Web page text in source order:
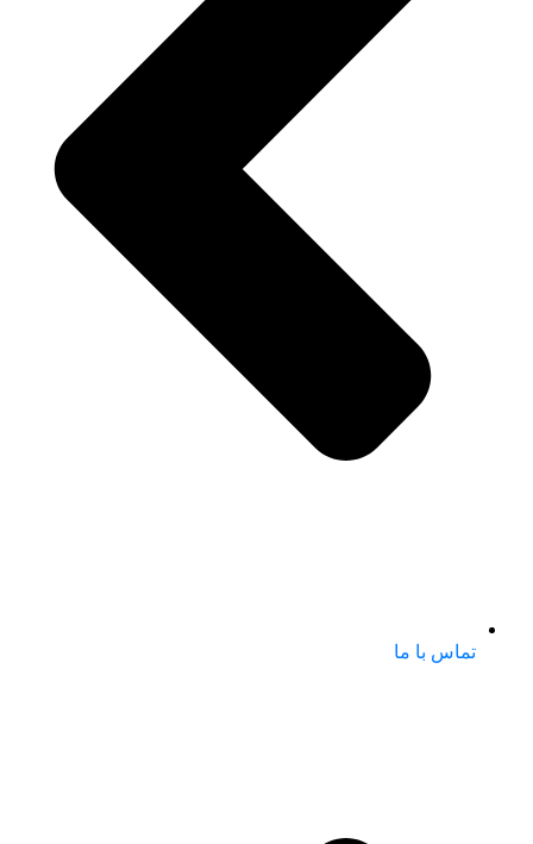
تماس با ما